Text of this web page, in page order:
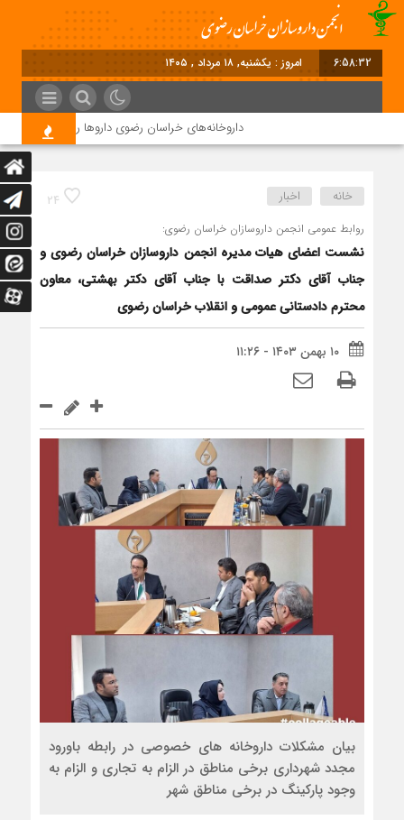
6:58:33 برابر با : Sund
داروخانه‌های خراسان رضوی داروها را با چک ۴ ماهه خریداری می‌کنند
24 خانه اخبار
روابط عمومی انجمن داروسازان خراسان رضوی:
نشست اعضای هیات مدیره انجمن داروسازان خراسان رضوی و
جناب آقای دکتر صداقت با جناب آقای دکتر بهشتی، معاون
محترم دادستانی عمومی و انقلاب خراسان رضوی
۱۰ بهمن ۱۴۰۳ - ۱۱:۲۶
بیان مشکلات داروخانه های خصوصی در رابطه باورود
مجدد شهرداری برخی مناطق در الزام به تجاری و الزام به
وجود پارکینگ در برخی مناطق شهر